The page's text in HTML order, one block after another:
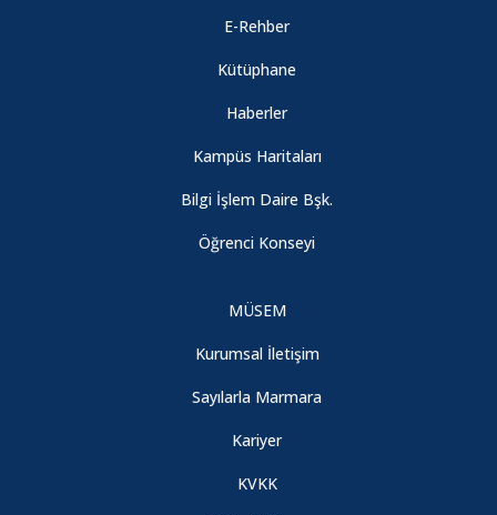
E-Rehber
Kütüphane
Haberler
Kampüs Haritaları
Bilgi İşlem Daire Bşk.
Öğrenci Konseyi
MÜSEM
Kurumsal İletişim
Sayılarla Marmara
Kariyer
KVKK